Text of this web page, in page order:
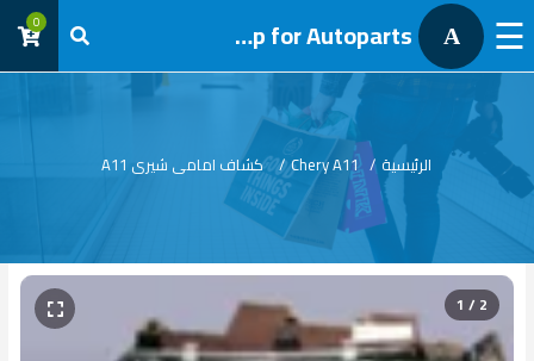
☰
A
AL Tawfik group for Autoparts
تسجيل
دخول
0
الرئيسية /
Chery A11
/ كشاف امامى شيرى A11
1 / 2